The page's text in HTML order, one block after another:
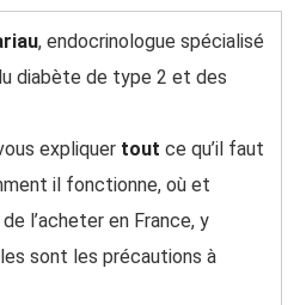
, endocrinologue spécialisé
diabète de type 2 et des
expliquer tout ce qu’il faut
il fonctionne, où et
l’acheter en France, y
sont les précautions à